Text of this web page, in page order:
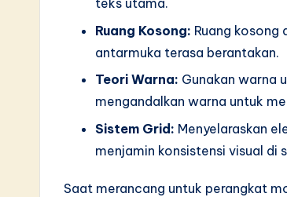
teks utama.
Ruang Kosong: Ruang
antarmuka terasa berantakan.
Teori Warna: Gunakan warna
mengandalkan warna untuk
Sistem Grid: Menyelaraskan
menjamin konsistensi visual di
Saat merancang untuk perangkat